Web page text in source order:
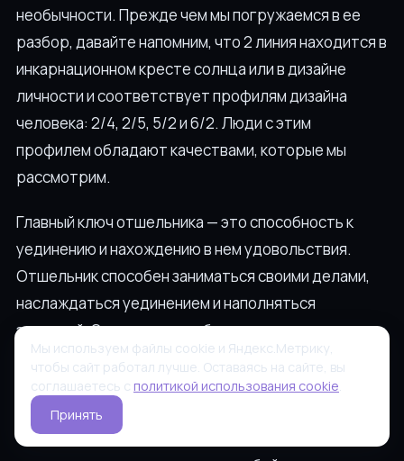
необычности. Прежде чем мы погружаемся в ее
разбор, давайте напомним, что 2 линия находится в
инкарнационном кресте солнца или в дизайне
личности и соответствует профилям дизайна
человека: 2/4, 2/5, 5/2 и 6/2. Люди с этим
профилем обладают качествами, которые мы
рассмотрим.
Главный ключ отшельника — это способность к
уединению и нахождению в нем удовольствия.
Отшельник способен заниматься своими делами,
наслаждаться уединением и наполняться
энергией. Этот человек обладает множеством
внутренних даров и талантов, но часто не
осознает их. Метафора для 2 линии — танцор,
который танцует в свете, не осознавая свою
талантливость. Он может сильно недооценивать
Мы используем файлы cookie и Яндекс.Метрику,
чтобы сайт работал лучше. Оставаясь на сайте, вы
соглашаетесь с политикой использования cookie.
Принять